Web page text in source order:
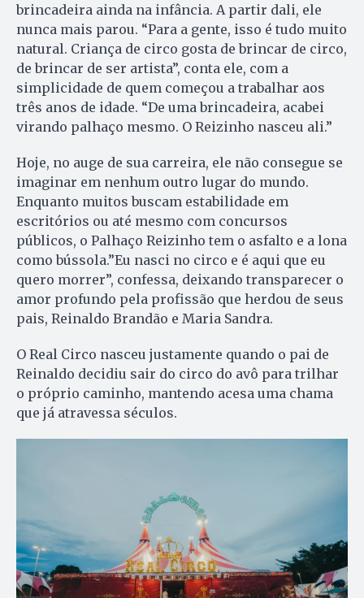
brincadeira ainda na infância. A partir dali, ele
nunca mais parou. “Para a gente, isso é tudo muito
natural. Criança de circo gosta de brincar de circo,
de brincar de ser artista”, conta ele, com a
simplicidade de quem começou a trabalhar aos
três anos de idade. “De uma brincadeira, acabei
virando palhaço mesmo. O Reizinho nasceu ali.”
Hoje, no auge de sua carreira, ele não consegue se
imaginar em nenhum outro lugar do mundo.
Enquanto muitos buscam estabilidade em
escritórios ou até mesmo com concursos
públicos, o Palhaço Reizinho tem o asfalto e a lona
como bússola.”Eu nasci no circo e é aqui que eu
quero morrer”, confessa, deixando transparecer o
amor profundo pela profissão que herdou de seus
pais, Reinaldo Brandão e Maria Sandra.
O Real Circo nasceu justamente quando o pai de
Reinaldo decidiu sair do circo do avô para trilhar
o próprio caminho, mantendo acesa uma chama
que já atravessa séculos.